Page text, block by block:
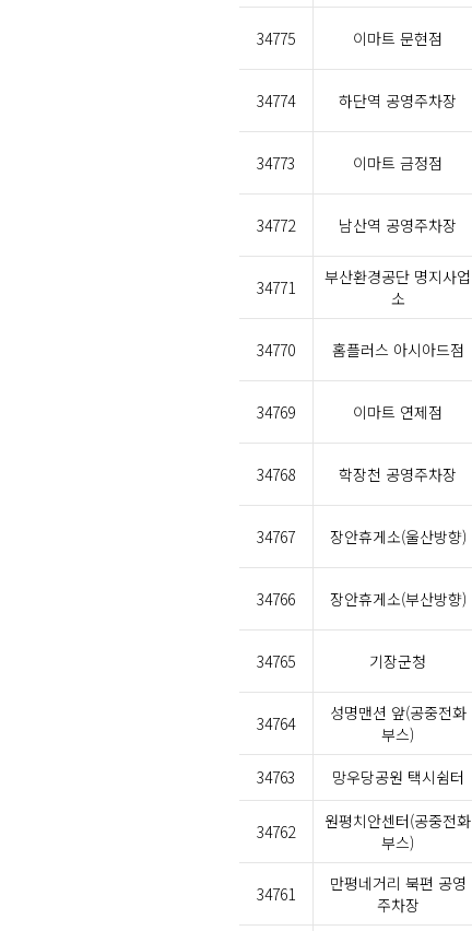
34775 이마트 문현점
34774 하단역 공영주차장
34773 이마트 금정점
34772 남산역 공영주차장
34771
부산환경공단 명지사업
소
34770 홈플러스 아시아드점
34769 이마트 연제점
34768 학장천 공영주차장
34767 장안휴게소(울산방향)
34766 장안휴게소(부산방향)
34765 기장군청
34764
성명맨션 앞(공중전화
부스)
34763 망우당공원 택시쉼터
34762
원평치안센터(공중전화
부스)
34761
만평네거리 북편 공영
주차장